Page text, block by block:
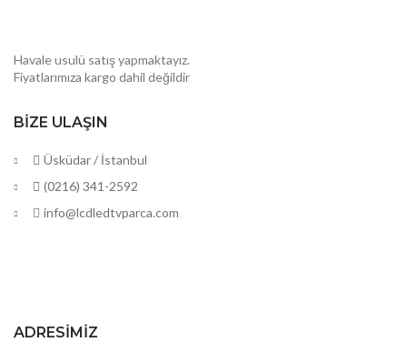
Havale usulü satış yapmaktayız.
Fiyatlarımıza kargo dahil değildir
BIZE ULAŞIN
Üsküdar / İstanbul
(0216) 341-2592
info@lcdledtvparca.com
ADRESIMIZ